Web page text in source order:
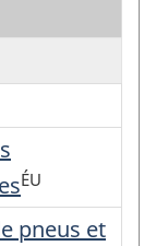
ÉU
pneus et